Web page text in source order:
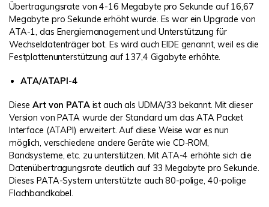
Übertragungsrate von 4-16 Megabyte pro Sekunde auf 16,67
Megabyte pro Sekunde erhöht wurde. Es war ein Upgrade von
ATA-1, das Energiemanagement und Unterstützung für
Wechseldatenträger bot. Es wird auch EIDE genannt, weil es die
Festplattenunterstützung auf 137,4 Gigabyte erhöhte.
ATA/ATAPI-4
DieseArt von PATAist auch als UDMA/33 bekannt. Mit dieser
Version von PATA wurde der Standard um das ATA Packet
Interface (ATAPI) erweitert. Auf diese Weise war es nun
möglich, verschiedene andere Geräte wie CD-ROM,
Bandsysteme, etc. zu unterstützen. Mit ATA-4 erhöhte sich die
Datenübertragungsrate deutlich auf 33 Megabyte pro Sekunde.
Dieses PATA-System unterstützte auch 80-polige, 40-polige
Flachbandkabel.